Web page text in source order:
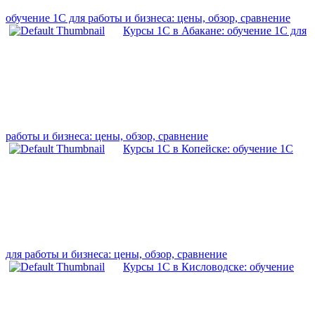
обучение 1С для работы и бизнеса: цены, обзор, сравнение
Курсы 1С в Абакане: обучение 1С для
работы и бизнеса: цены, обзор, сравнение
Курсы 1С в Копейске: обучение 1С
для работы и бизнеса: цены, обзор, сравнение
Курсы 1С в Кисловодске: обучение